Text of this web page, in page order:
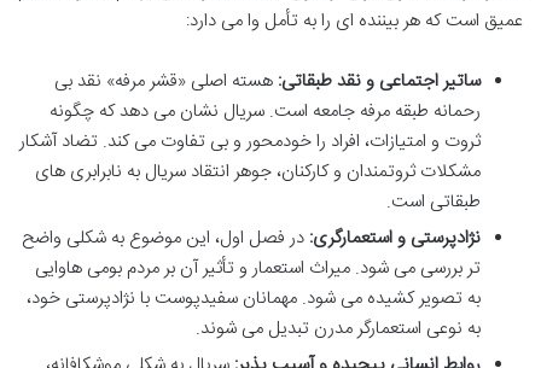
عمیق است که هر بیننده ای را به تأمل وا می دارد:
ساتیر اجتماعی و نقد طبقاتی: هسته اصلی «قشر مرفه» نقد بی
رحمانه طبقه مرفه جامعه است. سریال نشان می دهد که چگونه
ثروت و امتیازات، افراد را خودمحور و بی تفاوت می کند. تضاد آشکار
مشکلات ثروتمندان و کارکنان، جوهر انتقاد سریال به نابرابری های
طبقاتی است.
نژادپرستی و استعمارگری: در فصل اول، این موضوع به شکلی واضح
تر بررسی می شود. میراث استعمار و تأثیر آن بر مردم بومی هاوایی
به تصویر کشیده می شود. مهمانان سفیدپوست با نژادپرستی خود،
به نوعی استعمارگر مدرن تبدیل می شوند.